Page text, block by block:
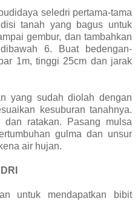
seledri pertama-tama
tanah yang bagus untuk
gembur, dan tambahkan
6. Buat bedengan-
1m, tinggi 25cm dan jarak
yang sudah diolah dengan
kesuburan tanahnya.
dan ratakan. Pasang mulsa
gulma dan unsur
air hujan.
untuk mendapatkan bibit